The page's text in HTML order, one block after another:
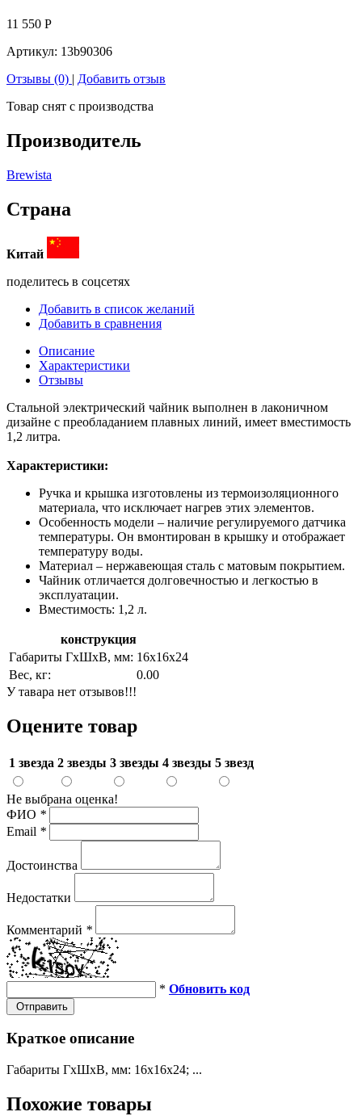
11 550 Р
Артикул: 13b90306
Отзывы (0) | Добавить отзыв
Товар снят с производства
Производитель
Brewista
Страна
Китай
поделитесь в соцсетях
Добавить в список желаний
Добавить в сравнения
Описание
Характеристики
Отзывы
Стальной электрический чайник выполнен в лаконичном
дизайне с преобладанием плавных линий, имеет вместимость
1,2 литра.
Характеристики:
Ручка и крышка изготовлены из термоизоляционного
материала, что исключает нагрев этих элементов.
Особенность модели – наличие регулируемого датчика
температуры. Он вмонтирован в крышку и отображает
температуру воды.
Материал – нержавеющая сталь с матовым покрытием.
Чайник отличается долговечностью и легкостью в
эксплуатации.
Вместимость: 1,2 л.
конструкция
Габариты ГхШхВ, мм: 16х16х24
Вес, кг:
0.00
У тавара нет отзывов!!!
Оцените товар
1 звезда 2 звезды 3 звезды 4 звезды 5 звезд
Не выбрана оценка!
ФИО *
Email *
Достоинства
Недостатки
Комментарий *
* Обновить код
Отправить
Краткое описание
Габариты ГхШхВ, мм: 16х16х24; ...
Похожие товары